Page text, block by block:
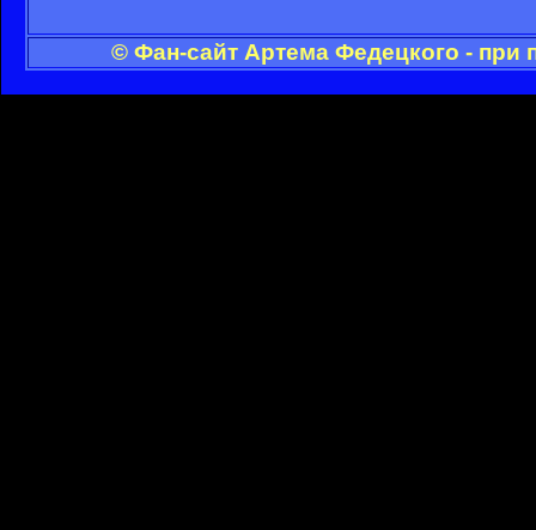
© Фан-сайт Артема Федецкого - при